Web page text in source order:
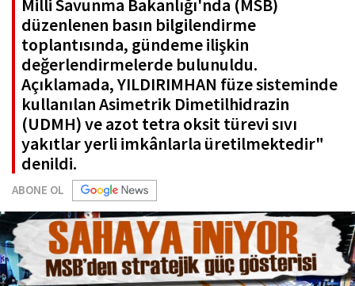
Milli Savunma Bakanlığı'nda (MSB)
düzenlenen basın bilgilendirme
toplantısında, gündeme ilişkin
değerlendirmelerde bulunuldu.
Açıklamada, YILDIRIMHAN füze sisteminde
kullanılan Asimetrik Dimetilhidrazin
(UDMH) ve azot tetra oksit türevi sıvı
yakıtlar yerli imkânlarla üretilmektedir"
denildi.
ABONE OL